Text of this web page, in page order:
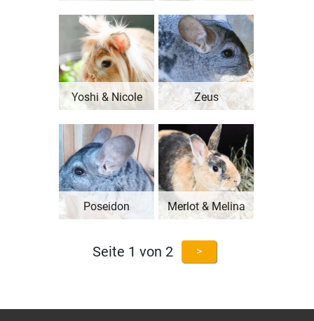
Yoshi & Nicole Zeus
Poseidon Merlot & Melina
Seite 1 von 2 >